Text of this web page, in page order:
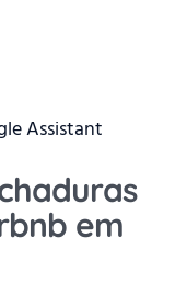
Assistant
em